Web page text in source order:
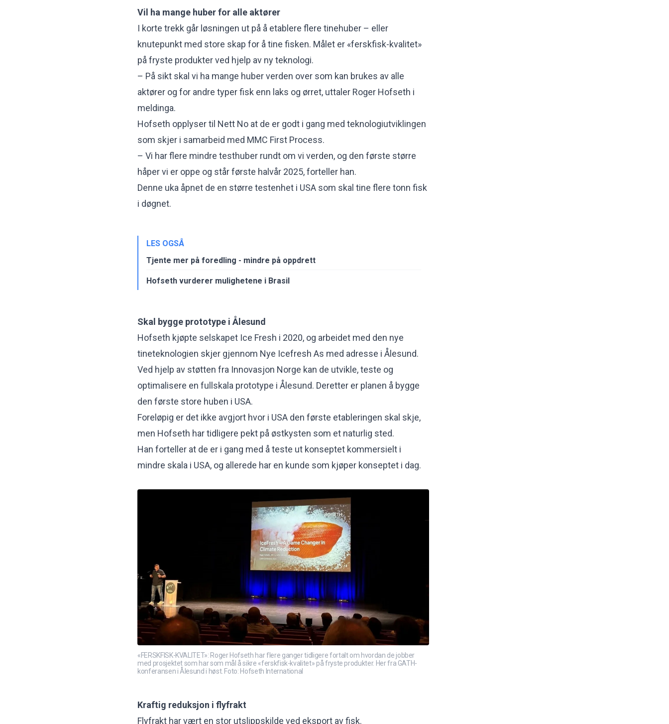
Vil ha mange huber for alle aktører
I korte trekk går løsningen ut på å etablere flere tinehuber – eller
knutepunkt med store skap for å tine fisken. Målet er «ferskfisk-kvalitet»
på fryste produkter ved hjelp av ny teknologi.
– På sikt skal vi ha mange huber verden over som kan brukes av alle
aktører og for andre typer fisk enn laks og ørret, uttaler Roger Hofseth i
meldinga.
Hofseth opplyser til Nett No at de er godt i gang med teknologiutviklingen
som skjer i samarbeid med MMC First Process.
– Vi har flere mindre testhuber rundt om vi verden, og den første større
håper vi er oppe og står første halvår 2025, forteller han.
Denne uka åpnet de en større testenhet i USA som skal tine flere tonn fisk
i døgnet.
LES OGSÅ
Tjente mer på foredling - mindre på oppdrett
Hofseth vurderer mulighetene i Brasil
Skal bygge prototype i Ålesund
Hofseth kjøpte selskapet Ice Fresh i 2020, og arbeidet med den nye
tineteknologien skjer gjennom Nye Icefresh As med adresse i Ålesund.
Ved hjelp av støtten fra Innovasjon Norge kan de utvikle, teste og
optimalisere en fullskala prototype i Ålesund. Deretter er planen å bygge
den første store huben i USA.
Foreløpig er det ikke avgjort hvor i USA den første etableringen skal skje,
men Hofseth har tidligere pekt på østkysten som et naturlig sted.
Han forteller at de er i gang med å teste ut konseptet kommersielt i
mindre skala i USA, og allerede har en kunde som kjøper konseptet i dag.
«FERSKFISK-KVALITET»: Roger Hofseth har flere ganger tidligere fortalt om hvordan de jobber
med prosjektet som har som mål å sikre «ferskfisk-kvalitet» på fryste produkter. Her fra GATH-
konferansen i Ålesund i høst. Foto: Hofseth International
Kraftig reduksjon i flyfrakt
Flyfrakt har vært en stor utslippskilde ved eksport av fisk.